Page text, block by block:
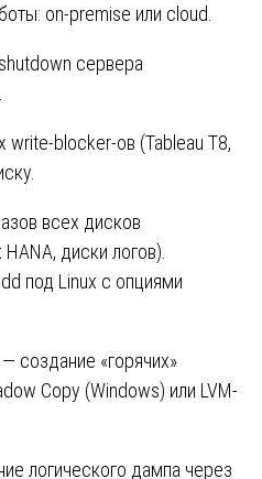
on-premise или cloud.
сервера
write-blocker-ов (Tableau T8,
всех дисков
диски логов).
под Linux с опциями
создание «горячих»
Copy (Windows) или LVM-
логического дампа через